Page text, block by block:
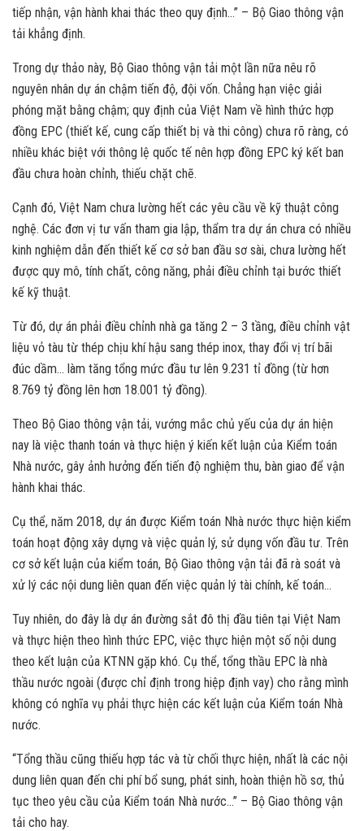
tiếp nhận, vận hành khai thác theo quy định…” – Bộ Giao thông vận
tải khẳng định.
Trong dự thảo này, Bộ Giao thông vận tải một lần nữa nêu rõ
nguyên nhân dự án chậm tiến độ, đội vốn. Chẳng hạn việc giải
phóng mặt bằng chậm; quy định của Việt Nam về hình thức hợp
đồng EPC (thiết kế, cung cấp thiết bị và thi công) chưa rõ ràng, có
nhiều khác biệt với thông lệ quốc tế nên hợp đồng EPC ký kết ban
đầu chưa hoàn chỉnh, thiếu chặt chẽ.
Cạnh đó, Việt Nam chưa lường hết các yêu cầu về kỹ thuật công
nghệ. Các đơn vị tư vấn tham gia lập, thẩm tra dự án chưa có nhiều
kinh nghiệm dẫn đến thiết kế cơ sở ban đầu sơ sài, chưa lường hết
được quy mô, tính chất, công năng, phải điều chỉnh tại bước thiết
kế kỹ thuật.
Từ đó, dự án phải điều chỉnh nhà ga tăng 2 – 3 tầng, điều chỉnh vật
liệu vỏ tàu từ thép chịu khí hậu sang thép inox, thay đổi vị trí bãi
đúc dầm… làm tăng tổng mức đầu tư lên 9.231 tỉ đồng (từ hơn
8.769 tỷ đồng lên hơn 18.001 tỷ đồng).
Theo Bộ Giao thông vận tải, vướng mắc chủ yếu của dự án hiện
nay là việc thanh toán và thực hiện ý kiến kết luận của Kiểm toán
Nhà nước, gây ảnh hưởng đến tiến độ nghiệm thu, bàn giao để vận
hành khai thác.
Cụ thể, năm 2018, dự án được Kiểm toán Nhà nước thực hiện kiểm
toán hoạt động xây dựng và việc quản lý, sử dụng vốn đầu tư. Trên
cơ sở kết luận của kiểm toán, Bộ Giao thông vận tải đã rà soát và
xử lý các nội dung liên quan đến việc quản lý tài chính, kế toán…
Tuy nhiên, do đây là dự án đường sắt đô thị đầu tiên tại Việt Nam
và thực hiện theo hình thức EPC, việc thực hiện một số nội dung
theo kết luận của KTNN gặp khó. Cụ thể, tổng thầu EPC là nhà
thầu nước ngoài (được chỉ định trong hiệp định vay) cho rằng mình
không có nghĩa vụ phải thực hiện các kết luận của Kiểm toán Nhà
nước.
“Tổng thầu cũng thiếu hợp tác và từ chối thực hiện, nhất là các nội
dung liên quan đến chi phí bổ sung, phát sinh, hoàn thiện hồ sơ, thủ
tục theo yêu cầu của Kiểm toán Nhà nước…” – Bộ Giao thông vận
tải cho hay.